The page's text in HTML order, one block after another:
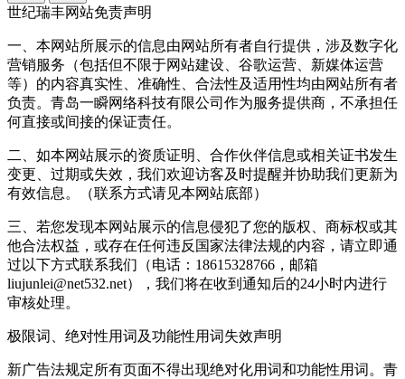
世纪瑞丰网站免责声明
一、本网站所展示的信息由网站所有者自行提供，涉及数字化
营销服务（包括但不限于网站建设、谷歌运营、新媒体运营
等）的内容真实性、准确性、合法性及适用性均由网站所有者
负责。青岛一瞬网络科技有限公司作为服务提供商，不承担任
何直接或间接的保证责任。
二、如本网站展示的资质证明、合作伙伴信息或相关证书发生
变更、过期或失效，我们欢迎访客及时提醒并协助我们更新为
有效信息。（联系方式请见本网站底部）
三、若您发现本网站展示的信息侵犯了您的版权、商标权或其
他合法权益，或存在任何违反国家法律法规的内容，请立即通
过以下方式联系我们（电话：18615328766，邮箱
liujunlei@net532.net），我们将在收到通知后的24小时内进行
审核处理。
极限词、绝对性用词及功能性用词失效声明
新广告法规定所有页面不得出现绝对化用词和功能性用词。青